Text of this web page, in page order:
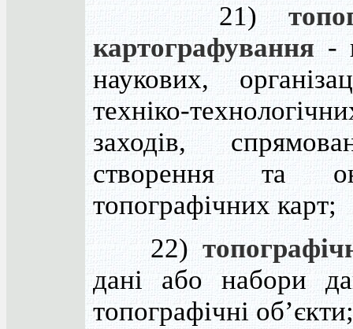
21)
картографування -
наукових,
техніко-
заходів,
створення та
топографічних карт;
22)
дані або набори
топографічні об’єкти;